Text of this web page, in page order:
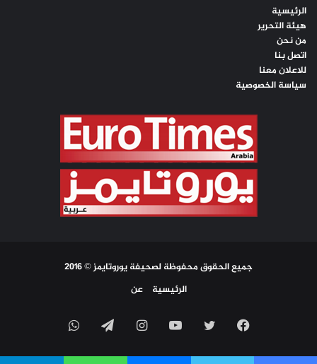
الرئيسية
هيئة التحرير
من نحن
اتصل بنا
للاعلان معنا
سياسة الخصوصية
جميع الحقوق محفوظة لصحيفة يوروتايمز © 2016
الرئيسية
عن
فيسبوك تويتر يوتيوبانستقرامتيلقرامواتساب